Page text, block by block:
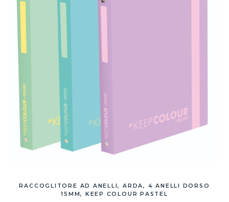
RACCOGLITORE AD ANELLI, ARDA, 4 ANELLI DORSO
15MM, KEEP COLOUR PASTEL